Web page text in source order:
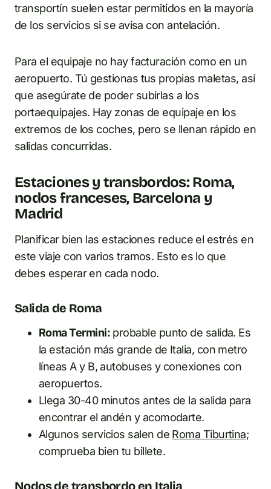
transportín suelen estar permitidos en la mayoría
de los servicios si se avisa con antelación.
Para el equipaje no hay facturación como en un
aeropuerto. Tú gestionas tus propias maletas, así
que asegúrate de poder subirlas a los
portaequipajes. Hay zonas de equipaje en los
extremos de los coches, pero se llenan rápido en
salidas concurridas.
Estaciones y transbordos: Roma,
nodos franceses, Barcelona y
Madrid
Planificar bien las estaciones reduce el estrés en
este viaje con varios tramos. Esto es lo que
debes esperar en cada nodo.
Salida de Roma
Roma Termini:probable punto de salida. Es
la estación más grande de Italia, con metro
líneas A y B, autobuses y conexiones con
aeropuertos.
Llega 30-40 minutos antes de la salida para
encontrar el andén y acomodarte.
Algunos servicios salen de Roma Tiburtina;
comprueba bien tu billete.
Nodos de transbordo en Italia